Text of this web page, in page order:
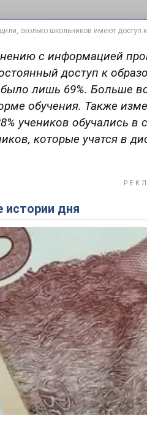
с информацией
доступ к
было лишь 69%. Больше
обучения. Также
учеников обучались
которые учатся в
истории дня